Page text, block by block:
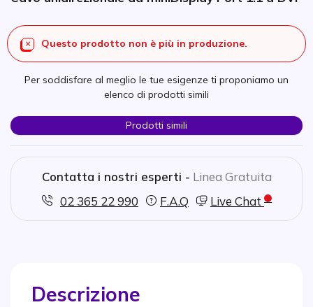
Questo prodotto non è più in produzione.
Per soddisfare al meglio le tue esigenze ti proponiamo un
elenco di prodotti simili
Prodotti simili
Contatta i nostri esperti - Linea Gratuita
02 365 22 990
F.A.Q Live Chat
Descrizione